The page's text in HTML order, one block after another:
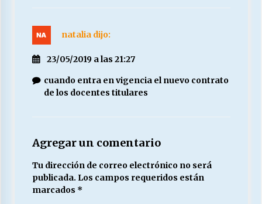
natalia dijo:
23/05/2019 a las 21:27
cuando entra en vigencia el nuevo contrato
de los docentes titulares
Agregar un comentario
Tu dirección de correo electrónico no será
publicada. Los campos requeridos están
marcados *